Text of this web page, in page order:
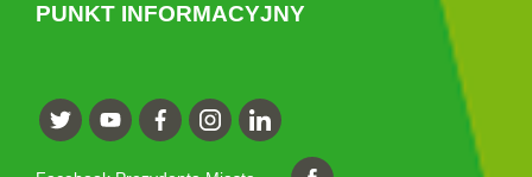
PUNKT INFORMACYJNY